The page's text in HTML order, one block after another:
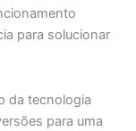
para solucionar
da tecnologia
para uma